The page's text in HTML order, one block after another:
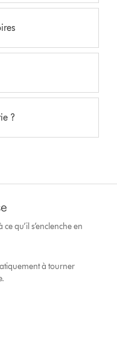
?
qu’il s’enclenche en
à tourner